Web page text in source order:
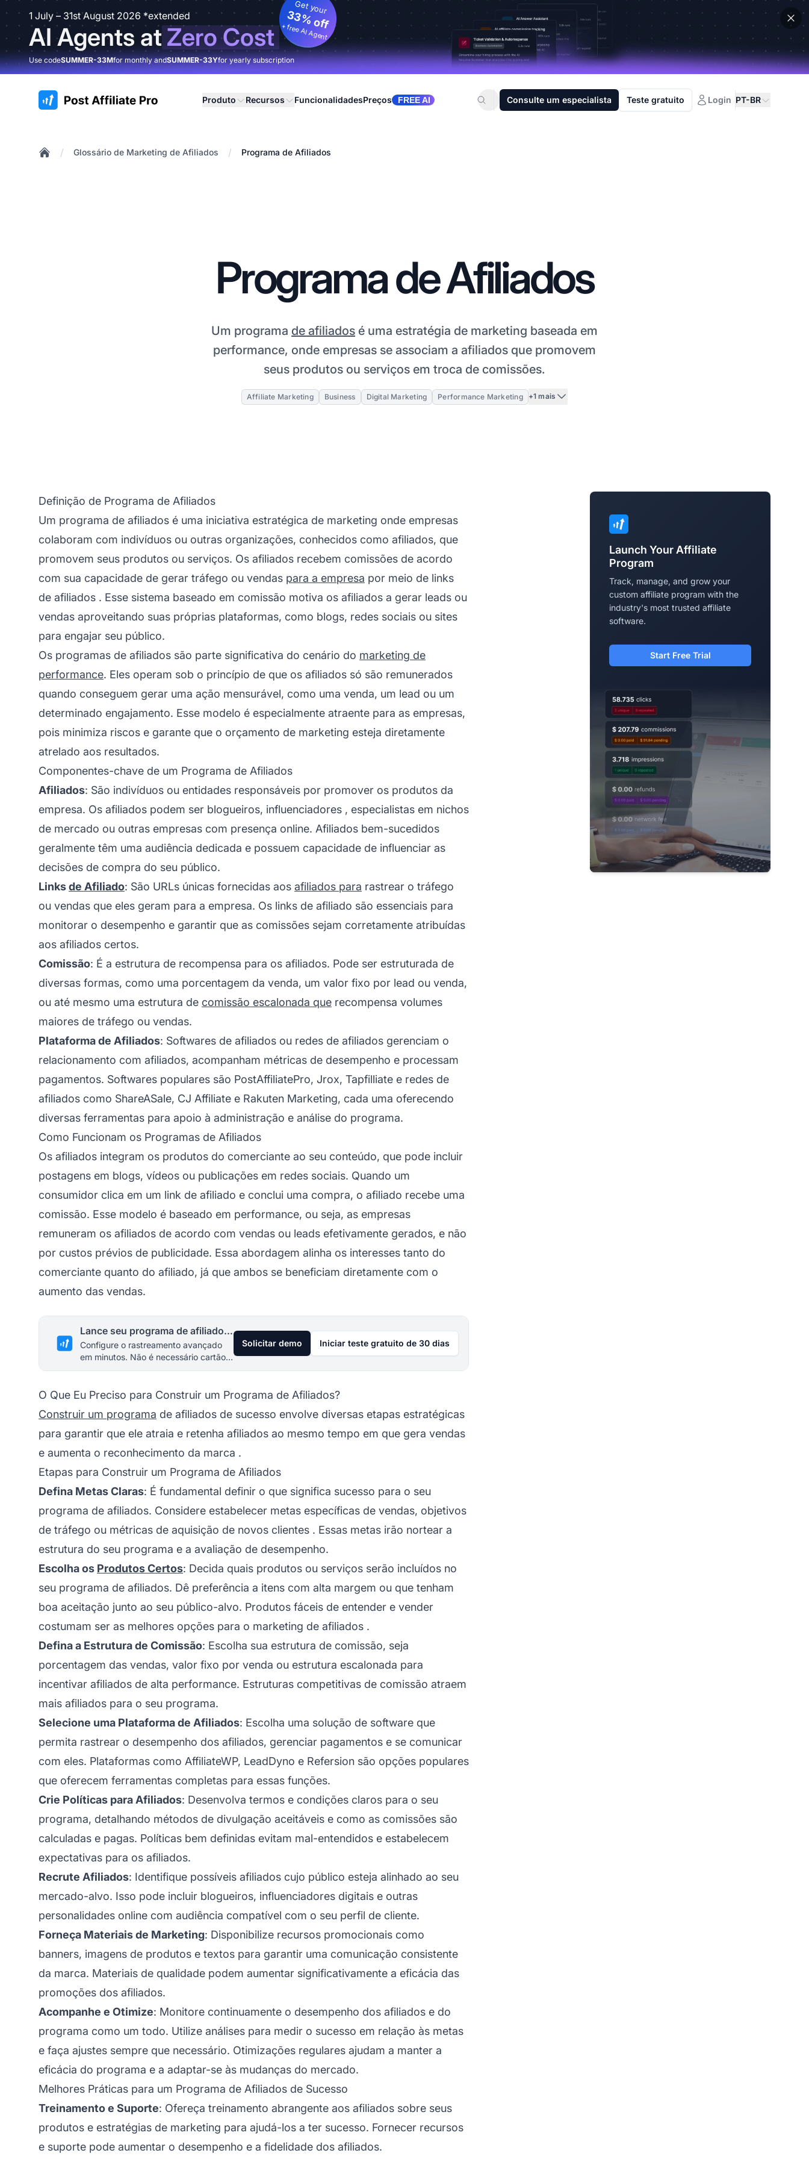
1 July – 31st August 2026 *extended
AI Agents atZero Cost
Get your
33% off
+ free AI Agent
Use codeSUMMER-33Mfor monthly andSUMMER-33Yfor yearly subscription
:site.title Produto Recursos FuncionalidadesPreços FREE AI Consulte um especialista Teste gratuito Login PT-BR
/ Glossário de Marketing de Afiliados / Programa de Afiliados
Programa de Afiliados
Um programa de afiliados é uma estratégia de marketing baseada em
performance, onde empresas se associam a afiliados que promovem
seus produtos ou serviços em troca de comissões.
Affiliate Marketing Business Digital Marketing Performance Marketing +1 mais
Definição de Programa de Afiliados
Um programa de afiliados é uma iniciativa estratégica de marketing onde empresas
colaboram com indivíduos ou outras organizações, conhecidos como afiliados, que
promovem seus produtos ou serviços. Os afiliados recebem comissões de acordo
com sua capacidade de gerar tráfego ou vendas para a empresa por meio de links
de afiliados . Esse sistema baseado em comissão motiva os afiliados a gerar leads ou
vendas aproveitando suas próprias plataformas, como blogs, redes sociais ou sites
para engajar seu público.
Os programas de afiliados são parte significativa do cenário do marketing de
performance. Eles operam sob o princípio de que os afiliados só são remunerados
quando conseguem gerar uma ação mensurável, como uma venda, um lead ou um
determinado engajamento. Esse modelo é especialmente atraente para as empresas,
pois minimiza riscos e garante que o orçamento de marketing esteja diretamente
atrelado aos resultados.
Componentes-chave de um Programa de Afiliados
Afiliados: São indivíduos ou entidades responsáveis por promover os produtos da
empresa. Os afiliados podem ser blogueiros, influenciadores , especialistas em nichos
de mercado ou outras empresas com presença online. Afiliados bem-sucedidos
geralmente têm uma audiência dedicada e possuem capacidade de influenciar as
decisões de compra do seu público.
Linksde Afiliado: São URLs únicas fornecidas aos afiliados para rastrear o tráfego
ou vendas que eles geram para a empresa. Os links de afiliado são essenciais para
monitorar o desempenho e garantir que as comissões sejam corretamente atribuídas
aos afiliados certos.
Comissão: É a estrutura de recompensa para os afiliados. Pode ser estruturada de
diversas formas, como uma porcentagem da venda, um valor fixo por lead ou venda,
ou até mesmo uma estrutura de comissão escalonada que recompensa volumes
maiores de tráfego ou vendas.
Plataforma de Afiliados: Softwares de afiliados ou redes de afiliados gerenciam o
relacionamento com afiliados, acompanham métricas de desempenho e processam
pagamentos. Softwares populares são PostAffiliatePro, Jrox, Tapfilliate e redes de
afiliados como ShareASale, CJ Affiliate e Rakuten Marketing, cada uma oferecendo
diversas ferramentas para apoio à administração e análise do programa.
Como Funcionam os Programas de Afiliados
Os afiliados integram os produtos do comerciante ao seu conteúdo, que pode incluir
postagens em blogs, vídeos ou publicações em redes sociais. Quando um
consumidor clica em um link de afiliado e conclui uma compra, o afiliado recebe uma
comissão. Esse modelo é baseado em performance, ou seja, as empresas
remuneram os afiliados de acordo com vendas ou leads efetivamente gerados, e não
por custos prévios de publicidade. Essa abordagem alinha os interesses tanto do
comerciante quanto do afiliado, já que ambos se beneficiam diretamente com o
aumento das vendas.
Lance seu programa de afiliados hoje
Configure o rastreamento avançado
em minutos. Não é necessário cartão
de crédito.
Solicitar demo Iniciar teste gratuito de 30 dias
O Que Eu Preciso para Construir um Programa de Afiliados?
Construir um programa de afiliados de sucesso envolve diversas etapas estratégicas
para garantir que ele atraia e retenha afiliados ao mesmo tempo em que gera vendas
e aumenta o reconhecimento da marca .
Etapas para Construir um Programa de Afiliados
Defina Metas Claras: É fundamental definir o que significa sucesso para o seu
programa de afiliados. Considere estabelecer metas específicas de vendas, objetivos
de tráfego ou métricas de aquisição de novos clientes . Essas metas irão nortear a
estrutura do seu programa e a avaliação de desempenho.
Escolha os Produtos Certos: Decida quais produtos ou serviços serão incluídos no
seu programa de afiliados. Dê preferência a itens com alta margem ou que tenham
boa aceitação junto ao seu público-alvo. Produtos fáceis de entender e vender
costumam ser as melhores opções para o marketing de afiliados .
Defina a Estrutura de Comissão: Escolha sua estrutura de comissão, seja
porcentagem das vendas, valor fixo por venda ou estrutura escalonada para
incentivar afiliados de alta performance. Estruturas competitivas de comissão atraem
mais afiliados para o seu programa.
Selecione uma Plataforma de Afiliados: Escolha uma solução de software que
permita rastrear o desempenho dos afiliados, gerenciar pagamentos e se comunicar
com eles. Plataformas como AffiliateWP, LeadDyno e Refersion são opções populares
que oferecem ferramentas completas para essas funções.
Crie Políticas para Afiliados: Desenvolva termos e condições claros para o seu
programa, detalhando métodos de divulgação aceitáveis e como as comissões são
calculadas e pagas. Políticas bem definidas evitam mal-entendidos e estabelecem
expectativas para os afiliados.
Recrute Afiliados: Identifique possíveis afiliados cujo público esteja alinhado ao seu
mercado-alvo. Isso pode incluir blogueiros, influenciadores digitais e outras
personalidades online com audiência compatível com o seu perfil de cliente.
Forneça Materiais de Marketing: Disponibilize recursos promocionais como
banners, imagens de produtos e textos para garantir uma comunicação consistente
da marca. Materiais de qualidade podem aumentar significativamente a eficácia das
promoções dos afiliados.
Acompanhe e Otimize: Monitore continuamente o desempenho dos afiliados e do
programa como um todo. Utilize análises para medir o sucesso em relação às metas
e faça ajustes sempre que necessário. Otimizações regulares ajudam a manter a
eficácia do programa e a adaptar-se às mudanças do mercado.
Melhores Práticas para um Programa de Afiliados de Sucesso
Treinamento e Suporte: Ofereça treinamento abrangente aos afiliados sobre seus
produtos e estratégias de marketing para ajudá-los a ter sucesso. Fornecer recursos
e suporte pode aumentar o desempenho e a fidelidade dos afiliados.
Launch Your Affiliate
Program
Track, manage, and grow your
custom affiliate program with the
industry's most trusted affiliate
software.
Start Free Trial